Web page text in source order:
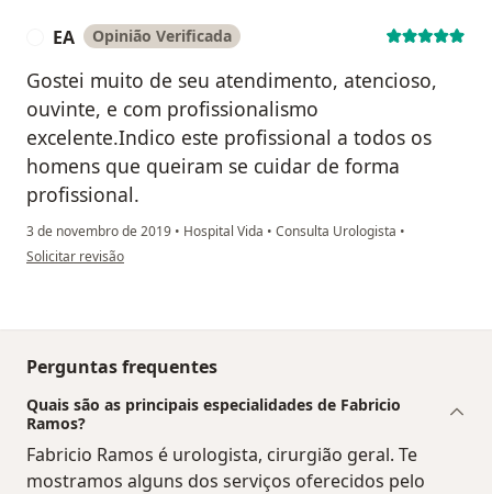
EA Opinião Verificada
Gostei muito de seu atendimento, atencioso,
ouvinte, e com profissionalismo
excelente.Indico este profissional a todos os
homens que queiram se cuidar de forma
profissional.
3 de novembro de 2019 • Hospital Vida • Consulta Urologista •
na opinião do utilizador EA
Solicitar revisão
Perguntas frequentes
Quais são as principais especialidades de Fabricio
Ramos?
Fabricio Ramos é urologista, cirurgião geral. Te
mostramos alguns dos serviços oferecidos pelo